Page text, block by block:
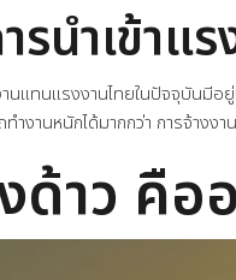
รนำเข้าแ
นแทนแรงงานไทยในปัจจุบันมีอ
ำงานหนักได้มากกว่า การจ้าง
าว คืออ